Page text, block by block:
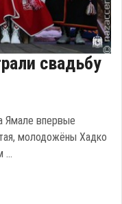
свадьбу
Ямале впервые
молодожёны Хадко